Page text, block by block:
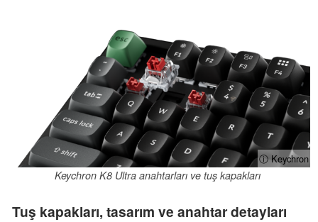
ⓘ Keychron
Keychron K8 Ultra anahtarları ve tuş kapakları
Tuş kapakları, tasarım ve anahtar detayları